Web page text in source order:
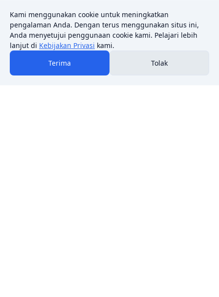
Kami menggunakan cookie untuk meningkatkan
pengalaman Anda. Dengan terus menggunakan situs ini,
Anda menyetujui penggunaan cookie kami. Pelajari lebih
lanjut di Kebijakan Privasi kami.
Terima
Tolak